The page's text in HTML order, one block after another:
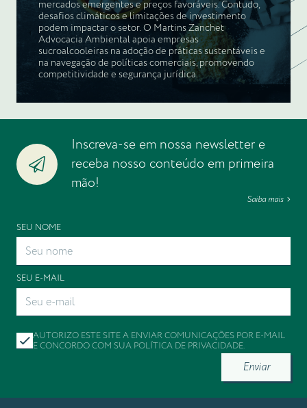
mercados emergentes e preços favoráveis. Contudo,
desafios climáticos e limitações de investimento
podem impactar o setor. O Martins Zanchet
Advocacia Ambiental apoia empresas
sucroalcooleiras na adoção de práticas sustentáveis e
na navegação de políticas comerciais, promovendo
competitividade e segurança jurídica.
Inscreva-se em nossa newsletter e
receba nosso conteúdo em primeira
mão!
Saiba mais
SEU NOME
SEU E-MAIL
AUTORIZO ESTE SITE A ENVIAR COMUNICAÇÕES POR E-MAIL
E CONCORDO COM SUA POLÍTICA DE PRIVACIDADE.
Enviar